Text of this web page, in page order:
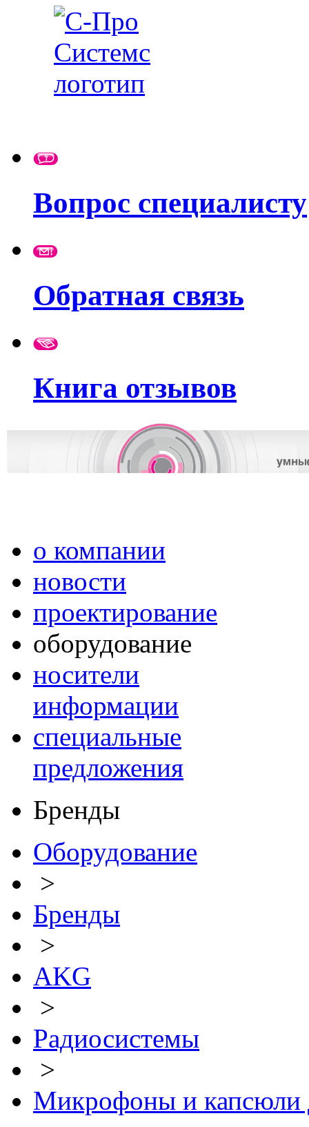
Вопрос специалисту
Обратная связь
Книга отзывов
о компании
новости
проектирование
оборудование
носители
информации
специальные
предложения
Бренды
Оборудование
>
Бренды
>
AKG
>
Радиосистемы
>
Микрофоны и капсюли